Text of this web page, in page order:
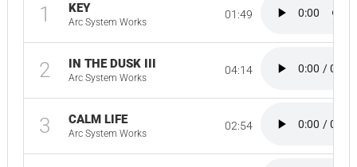
1 KEY
Arc System Works
01:49
2 IN THE DUSK III
Arc System Works
04:14
3 CALM LIFE
Arc System Works
02:54